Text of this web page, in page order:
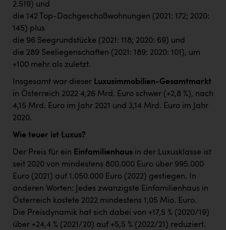
2.519) und
die 142 Top-Dachgeschoßwohnungen (2021: 172; 2020:
145) plus
die 96 Seegrundstücke (2021: 118; 2020: 69) und
die 289 Seeliegenschaften (2021: 189: 2020: 101), um
+100 mehr als zuletzt.
Insgesamt war dieser Luxusimmobilien-Gesamtmarkt
in Österreich 2022 4,26 Mrd. Euro schwer (+2,8 %), nach
4,15 Mrd. Euro im Jahr 2021 und 3,14 Mrd. Euro im Jahr
2020.
Wie teuer ist Luxus?
Der Preis für ein Einfamilienhaus in der Luxusklasse ist
seit 2020 von mindestens 800.000 Euro über 995.000
Euro (2021) auf 1.050.000 Euro (2022) gestiegen. In
anderen Worten: Jedes zwanzigste Einfamilienhaus in
Österreich kostete 2022 mindestens 1,05 Mio. Euro.
Die Preisdynamik hat sich dabei von +17,5 % (2020/19)
über +24,4 % (2021/20) auf +5,5 % (2022/21) reduziert.